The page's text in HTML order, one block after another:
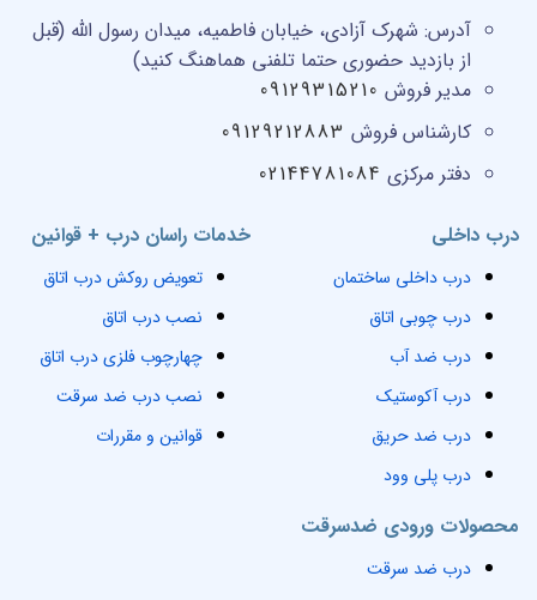
خدمات راسان درب + قوانین
تعویض روکش درب اتاق
نصب درب اتاق
چهارچوب فلزی درب اتاق
نصب درب ضد سرقت
قوانین و مقررات
محصولات ورودی ضدسرقت
درب ضد سرقت
درب داخلی
درب داخلی ساختمان
درب چوبی اتاق
درب ضد آب
درب آکوستیک
درب ضد حریق
درب پلی وود
آدرس: شهرک آزادی، خیابان فاطمیه، میدان رسول الله (قبل
از بازدید حضوری حتما تلفنی هماهنگ کنید)
مدیر فروش 09129315210
کارشناس فروش 09129212883
دفتر مرکزی 02144781084